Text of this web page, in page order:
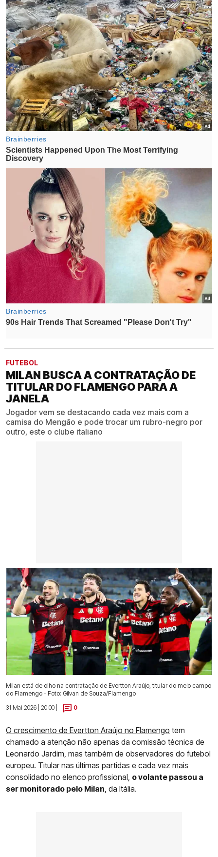
FUTEBOL
MILAN BUSCA A CONTRATAÇÃO DE
TITULAR DO FLAMENGO PARA A
JANELA
Jogador vem se destacando cada vez mais com a
camisa do Mengão e pode trocar um rubro-negro por
outro, este o clube italiano
Milan está de olho na contratação de Evertton Araújo, titular do meio campo
do Flamengo - Foto: Gilvan de Souza/Flamengo
31 Mai 2026 | 20:00 |
0
O crescimento de Evertton Araújo no Flamengo tem
chamado a atenção não apenas da comissão técnica de
Leonardo Jardim, mas também de observadores do futebol
europeu. Titular nas últimas partidas e cada vez mais
consolidado no elenco profissional, o volante passou a
ser monitorado pelo Milan , da Itália.